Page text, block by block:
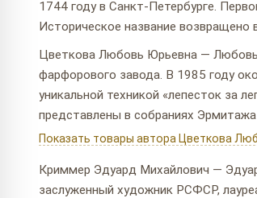
1744 году в Санкт-Петербурге.
Историческое название возвращено
Цветкова Любовь Юрьевна —
фарфорового завода. В 1985 году
уникальной техникой «лепесток за
представлены в собраниях Эрмитажа
Показать товары автора Цветкова
Криммер Эдуард Михайлович —
заслуженный художник РСФСР,